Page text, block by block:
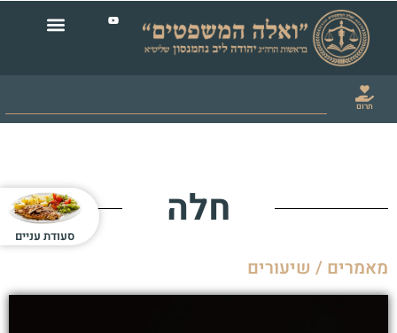
תרום
חלה
מאמרים / שיעורים
סעודת עניים